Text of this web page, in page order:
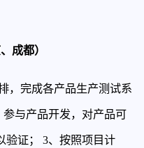
成都）
，完成各产品生产测试系
参与产品开发，对产品可
验证；3、按照项目计